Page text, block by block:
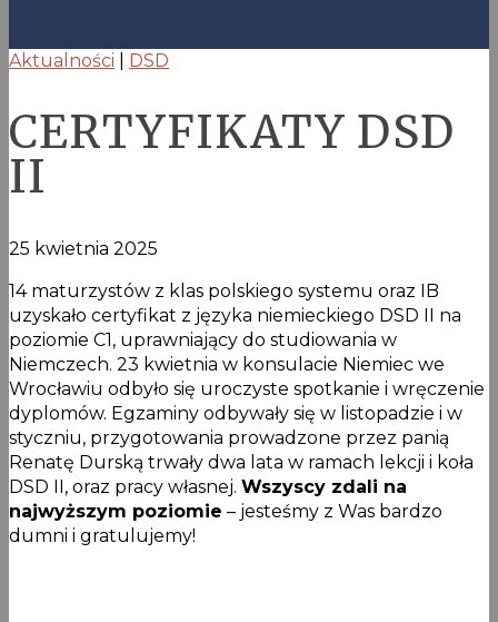
Aktualności DSD
CERTYFIKATY DSD
II
25 kwietnia 2025
14 maturzystów z klas polskiego systemu oraz IB
uzyskało certyfikat z języka niemieckiego DSD II na
poziomie C1, uprawniający do studiowania w
Niemczech. 23 kwietnia w konsulacie Niemiec we
Wrocławiu odbyło się uroczyste spotkanie i wręczenie
dyplomów. Egzaminy odbywały się w listopadzie i w
styczniu, przygotowania prowadzone przez panią
Renatę Durską trwały dwa lata w ramach lekcji i koła
DSD II, oraz pracy własnej. Wszyscy zdali na
najwyższym poziomie – jesteśmy z Was bardzo
dumni i gratulujemy!